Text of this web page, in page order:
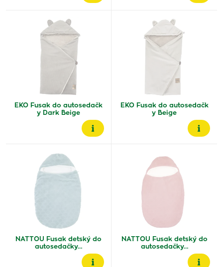
EKO Fusak do autosedačk
y Dark Beige
EKO Fusak do autosedačk
y Beige
NATTOU Fusak detský do
autosedačky…
NATTOU Fusak detský do
autosedačky…